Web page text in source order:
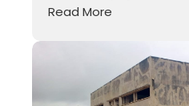
Read More